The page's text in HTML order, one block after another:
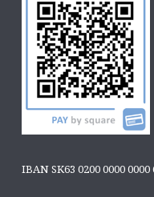
IBAN SK63 0200 0000 0000